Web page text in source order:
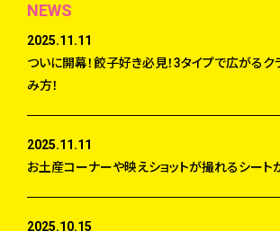
NEWS
2025.11.11
ついに開幕！餃子好き必見！3タイプで広がるク
み方！
2025.11.11
お土産コーナーや映えショットが撮れるシート
2025.10.15